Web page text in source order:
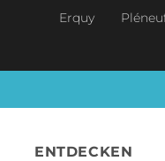
Skip to main content
Erquy
ENTDECKEN